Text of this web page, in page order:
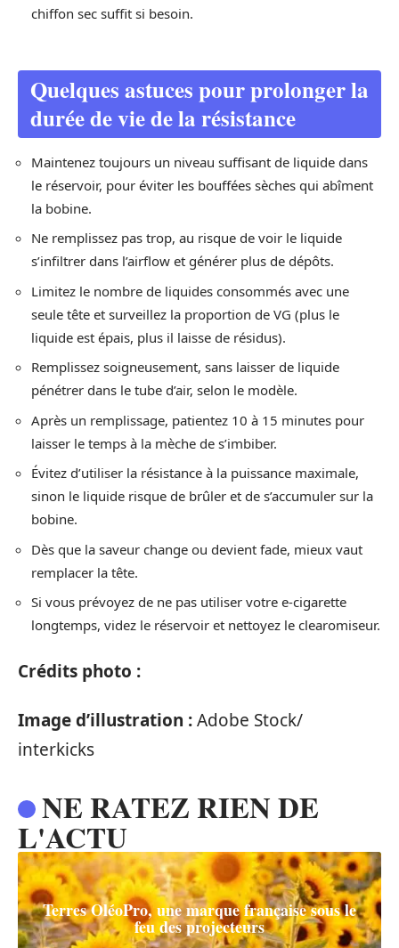
chiffon sec suffit si besoin.
Quelques astuces pour prolonger la
durée de vie de la résistance
Maintenez toujours un niveau suffisant de liquide dans
le réservoir, pour éviter les bouffées sèches qui abîment
la bobine.
Ne remplissez pas trop, au risque de voir le liquide
s’infiltrer dans l’airflow et générer plus de dépôts.
Limitez le nombre de liquides consommés avec une
seule tête et surveillez la proportion de VG (plus le
liquide est épais, plus il laisse de résidus).
Remplissez soigneusement, sans laisser de liquide
pénétrer dans le tube d’air, selon le modèle.
Après un remplissage, patientez 10 à 15 minutes pour
laisser le temps à la mèche de s’imbiber.
Évitez d’utiliser la résistance à la puissance maximale,
sinon le liquide risque de brûler et de s’accumuler sur la
bobine.
Dès que la saveur change ou devient fade, mieux vaut
remplacer la tête.
Si vous prévoyez de ne pas utiliser votre e-cigarette
longtemps, videz le réservoir et nettoyez le clearomiseur.
Crédits photo :
Image d’illustration :Adobe Stock/
interkicks
NE RATEZ RIEN DE
L'ACTU
Terres OléoPro, une marque française sous le
feu des projecteurs